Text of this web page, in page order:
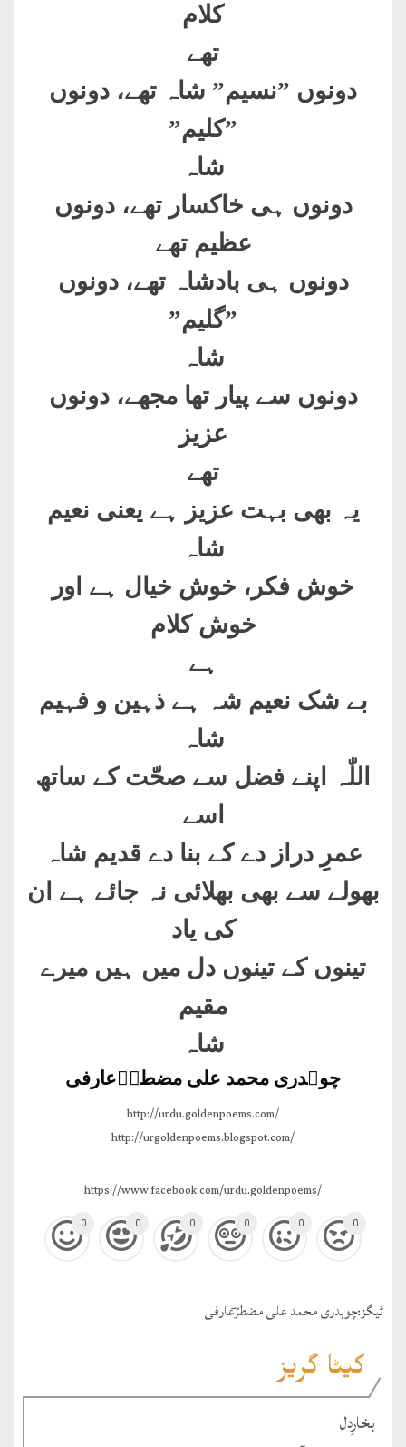
کلام
تھے
دونوں ”نسیم” شاہ تھے، دونوں
”کلیم”
شاہ
دونوں ہی خاکسار تھے، دونوں
عظیم تھے
دونوں ہی بادشاہ تھے، دونوں
”گلیم”
شاہ
دونوں سے پیار تھا مجھے، دونوں
عزیز
تھے
یہ بھی بہت عزیز ہے یعنی نعیم
شاہ
خوش فکر، خوش خیال ہے اور
خوش کلام
ہے
بے شک نعیم شہ ہے ذہین و فہیم
شاہ
اللّٰہ اپنے فضل سے صحّت کے ساتھ
اسے
عمرِ دراز دے کے بنا دے قدیم شاہ
بھولے سے بھی بھلائی نہ جائے ہے ان
کی یاد
تینوں کے تینوں دل میں ہیں میرے
مقیم
شاہ
چوہدری محمد علی مضطرؔعارفی
http://urdu.goldenpoems.com/
http://urgoldenpoems.blogspot.com/
https://www.facebook.com/urdu.goldenpoems/
0 0 0 0 0 0
ٹيگز:چوہدری محمد علی مضطرؔعارفی
کیٹا گریز
بخارِدل